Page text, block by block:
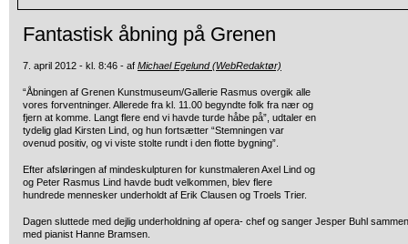
Fantastisk åbning på Grenen
7. april 2012 - kl. 8:46 - af Michael Egelund (WebRedaktør)
“Åbningen af Grenen Kunstmuseum/Gallerie Rasmus overgik alle
vores forventninger. Allerede fra kl. 11.00 begyndte folk fra nær og
fjern at komme. Langt flere end vi havde turde håbe på”, udtaler en
tydelig glad Kirsten Lind, og hun fortsætter “Stemningen var
ovenud positiv, og vi viste stolte rundt i den flotte bygning”.
Efter afsløringen af mindeskulpturen for kunstmaleren Axel Lind og
og Peter Rasmus Lind havde budt velkommen, blev flere
hundrede mennesker underholdt af Erik Clausen og Troels Trier.
Dagen sluttede med dejlig underholdning af opera- chef og sanger Jesper Buhl sammen
med pianist Hanne Bramsen.